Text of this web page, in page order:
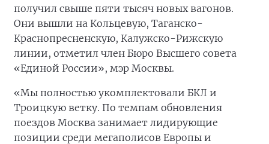
получил свыше пяти тысяч новых вагонов.
Они вышли на Кольцевую, Таганско-
Краснопресненскую, Калужско-Рижскую
линии, отметил член Бюро Высшего совета
«Единой России», мэр Москвы.
«Мы полностью укомплектовали БКЛ и
Троицкую ветку. По темпам обновления
поездов Москва занимает лидирующие
позиции среди мегаполисов Европы и